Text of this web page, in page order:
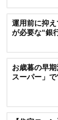
運用前に抑
が必要な“銀
お歳暮の早
スーパー」